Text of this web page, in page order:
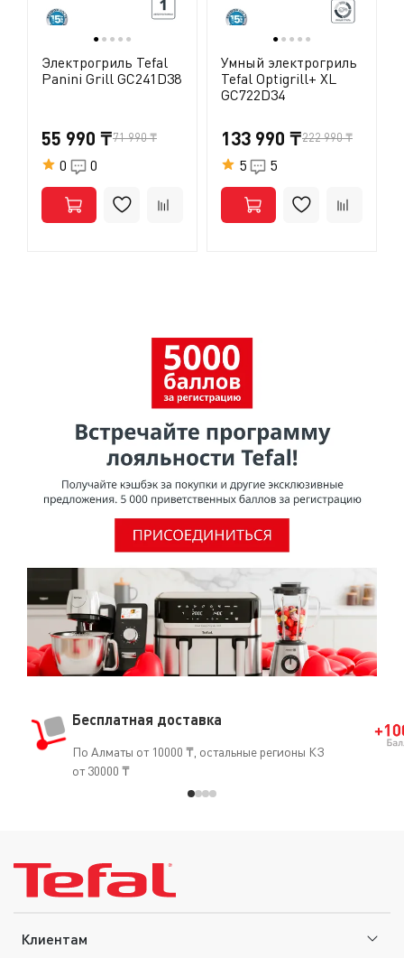
● ● ● ● ●
Электрогриль Tefal
Panini Grill GC241D38
55 990 ₸71 990 ₸
0 0
● ● ● ● ●
Умный электрогриль
Tefal Optigrill+ XL
GC722D34
133 990 ₸222 990 ₸
5 5
Бесплатная доставка
По Алматы от 10000 ₸, остальные регионы КЗ
от 30000 ₸
Клиентам